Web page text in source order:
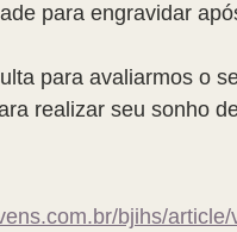
para engravidar
para avaliarmos o
realizar seu sonho
bjihs/article/